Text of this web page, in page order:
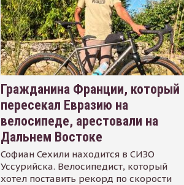
Гражданина Франции, который
пересекал Евразию на
велосипеде, арестовали на
Дальнем Востоке
Софиан Сехили находится в СИЗО
Уссурийска. Велосипедист, который
хотел поставить рекорд по скорости